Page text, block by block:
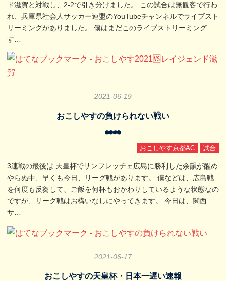
ド滋賀と対戦し、2-2で引き分けました。 この試合は無観客で行わ
れ、兵庫県社会人サッカー連盟のYouTubeチャンネルでライブスト
リーミングがありました。 僕はまだこのライブストリーミング
す…
2021-06-19
おこしやすの負けられない戦い
おこしやす京都AC 試合
3連戦の最後は 天皇杯でサンフレッチェ広島に勝利した余韻が醒め
やらぬ中、早くも今日、リーグ戦があります。 僕などは、広島戦
を何度も反芻して、ご飯を何杯もおかわりしているような状態なの
ですが、リーグ戦はお構いなしにやってきます。 今日は、関西
サ…
2021 -06-17
おこしやすの天皇杯・日本一遅い速報